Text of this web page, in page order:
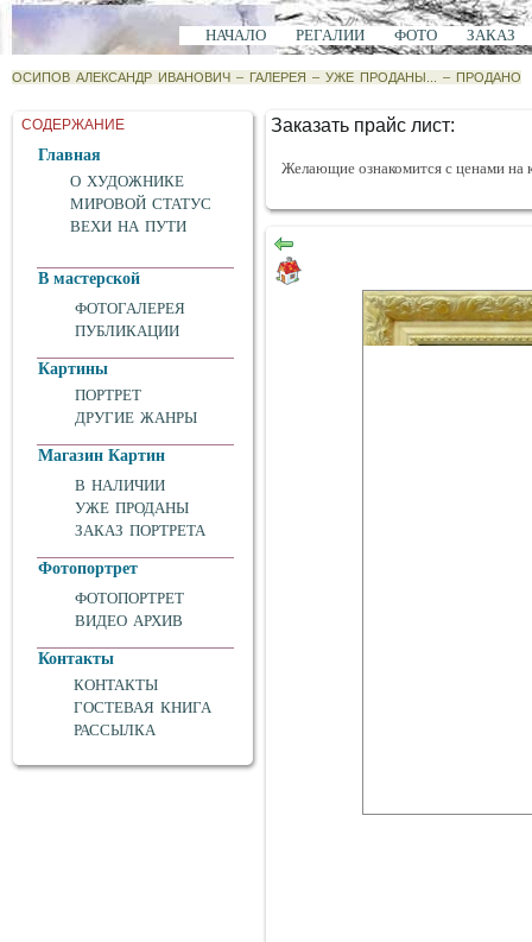
НАЧАЛО РЕГАЛИИ ФОТО ЗАКАЗ
ОСИПОВ АЛЕКСАНДР ИВАНОВИЧ – ГАЛЕРЕЯ – УЖЕ ПРОДАНЫ... – ПРОДАНО
СОДЕРЖАНИЕ
Главная
О ХУДОЖНИКЕ
МИРОВОЙ СТАТУС
ВЕХИ НА ПУТИ
В мастерской
ФОТОГАЛЕРЕЯ
ПУБЛИКАЦИИ
Картины
ПОРТРЕТ
ДРУГИЕ ЖАНРЫ
Магазин Картин
В НАЛИЧИИ
УЖЕ ПРОДАНЫ
ЗАКАЗ ПОРТРЕТА
Фотопортрет
ФОТОПОРТРЕТ
ВИДЕО АРХИВ
Контакты
КОНТАКТЫ
ГОСТЕВАЯ КНИГА
РАССЫЛКА
Заказать прайс лист:
Желающие ознакомится с ценами на